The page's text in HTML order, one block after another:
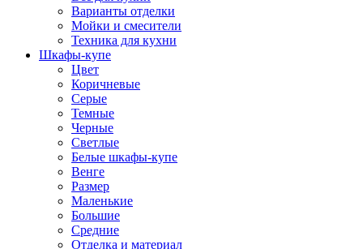
Варианты отделки
Мойки и смесители
Техника для кухни
Шкафы-купе
Цвет
Коричневые
Серые
Темные
Черные
Светлые
Белые шкафы-купе
Венге
Размер
Маленькие
Большие
Средние
Отделка и материал